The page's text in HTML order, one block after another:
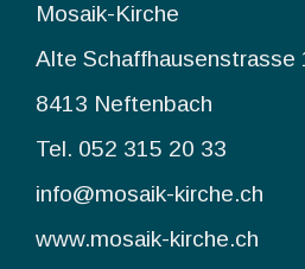
Mosaik-Kirche
Alte Schaffhausenstrasse
8413 Neftenbach
Tel. 052 315 20 33
info@mosaik-kirche.ch
www.mosaik-kirche.ch